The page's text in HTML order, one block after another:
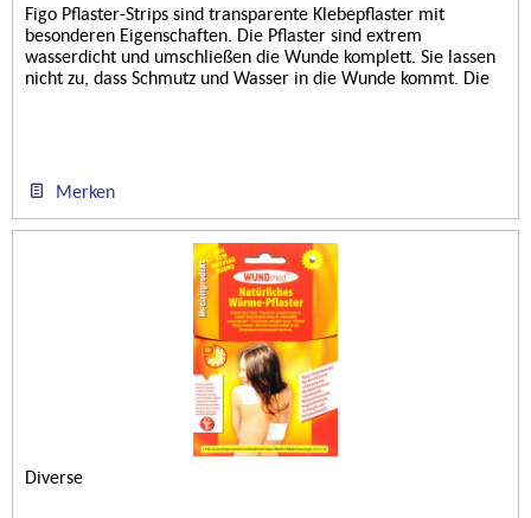
Figo Pflaster-Strips sind transparente Klebepflaster mit
besonderen Eigenschaften. Die Pflaster sind extrem
wasserdicht und umschließen die Wunde komplett. Sie lassen
nicht zu, dass Schmutz und Wasser in die Wunde kommt. Die
Merken
Diverse